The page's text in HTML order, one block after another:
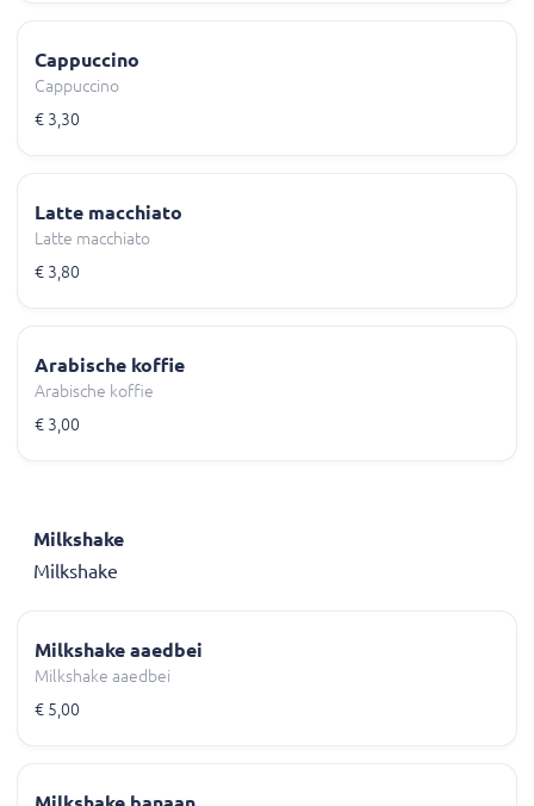
Cappuccino
Cappuccino
€ 3,30
Latte macchiato
Latte macchiato
€ 3,80
Arabische koffie
Arabische koffie
€ 3,00
Milkshake
Milkshake
Milkshake aaedbei
Milkshake aaedbei
€ 5,00